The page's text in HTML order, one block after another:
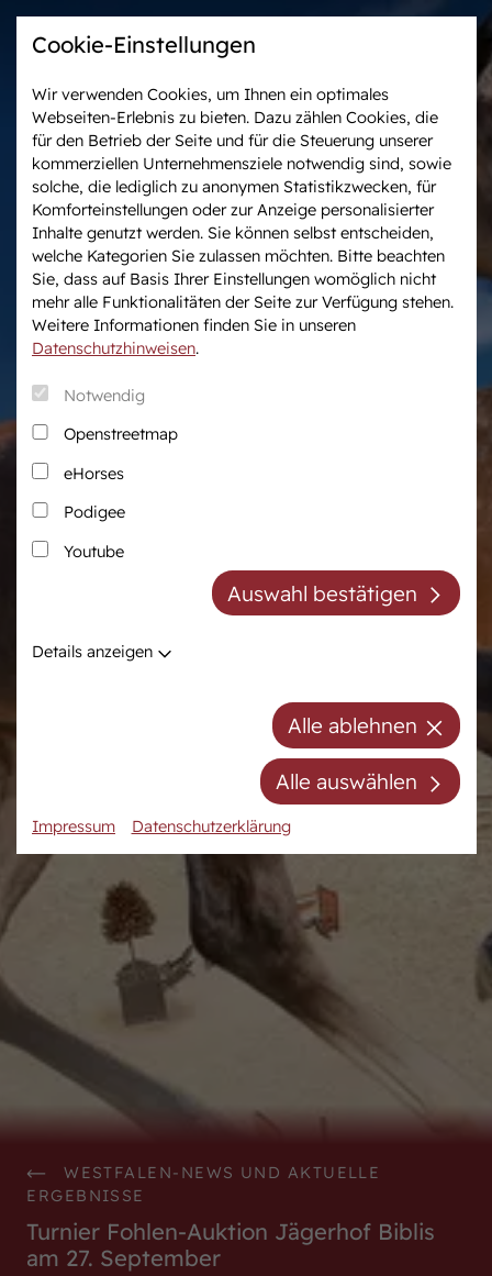
Cookie-Einstellungen
Wir verwenden Cookies, um Ihnen ein optimales
Webseiten-Erlebnis zu bieten. Dazu zählen Cookies, die
für den Betrieb der Seite und für die Steuerung unserer
kommerziellen Unternehmensziele notwendig sind, sowie
solche, die lediglich zu anonymen Statistikzwecken, für
Komforteinstellungen oder zur Anzeige personalisierter
Inhalte genutzt werden. Sie können selbst entscheiden,
welche Kategorien Sie zulassen möchten. Bitte beachten
Sie, dass auf Basis Ihrer Einstellungen womöglich nicht
mehr alle Funktionalitäten der Seite zur Verfügung stehen.
Weitere Informationen finden Sie in unseren
Datenschutzhinweisen.
Notwendig
Openstreetmap
eHorses
Podigee
Youtube
Auswahl bestätigen
Details anzeigen
Alle ablehnen
Alle auswählen
Impressum Datenschutzerklärung
Westfalen-News und
aktuelle Ergebnisse
Veranstaltungen &
Turniere
Wir in Westfalen
Über uns
Verband & Organisation
Team
Jungzüchter
Downloadcenter
Fanshop
Karriere
Vermarktung
Auktionen
After Sales Service
Pferdemarkt
Westfälische Pferdezucht
Zuchtberatung
Anreiten und
Pferdeausbildung
WestfalenOnline
+49 (251) 328090
WESTFALEN-NEWS UND AKTUELLE
ERGEBNISSE
Turnier Fohlen-Auktion Jägerhof Biblis
am 27. September